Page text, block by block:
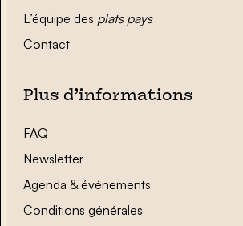
L’équipe des plats pays
Contact
Plus d’informations
FAQ
Newsletter
Agenda & événements
Conditions générales